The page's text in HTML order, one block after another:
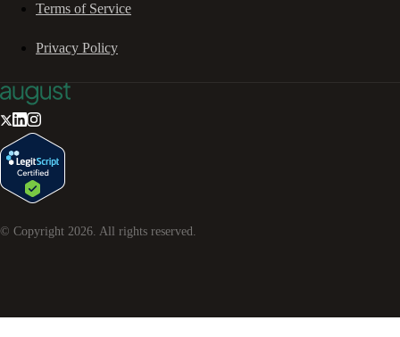
Terms of Service
Privacy Policy
© Copyright 2026. All rights reserved.